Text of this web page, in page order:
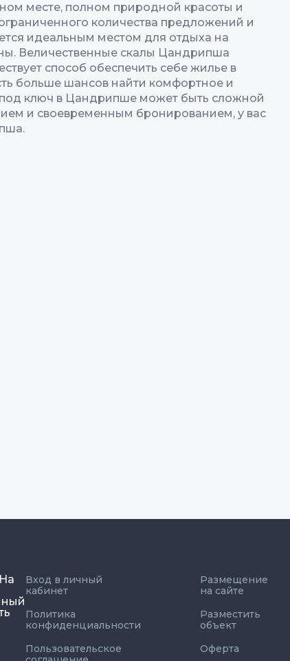
месте, полном природной красоты и
количества предложений и
идеальным местом для отдыха на
Величественные скалы Цандрипша
способ обеспечить себе жилье в
больше шансов найти комфортное и
ключ в Цандрипше может быть сложной
и своевременным бронированием, у вас
Вход в личный
кабинет
Политика
конфиденциальности
Пользовательское
Размещение
на сайте
Разместить
объект
Оферта